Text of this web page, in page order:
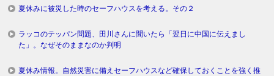
夏休みに被災した時のセーフハウスを考える。その２
ラッコのテッパン問題、田川さんに聞いたら「翌日に中国に伝えまし
た」。なぜそのままなのか判明
夏休み情報。自然災害に備えセーフハウスなど確保しておくことを強く推